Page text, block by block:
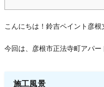
こんにちは！鈴吉ペイント彦
今回は、彦根市正法寺町アパー
施工風景